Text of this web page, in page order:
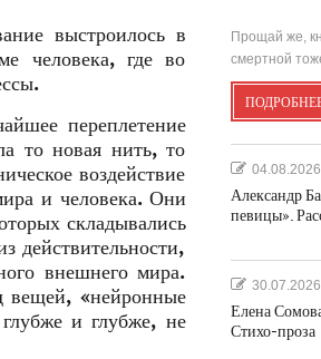
выстроилось в
человека, где во
переплетение
то новая нить, то
воздействие
и человека. Они
складывались
действительности,
внешнего мира.
вещей, «нейронные
и глубже, не
Прощай же,
смертной
04.08.2026
Александр
певицы».
30.07.2026
Елена
Стихо-проза